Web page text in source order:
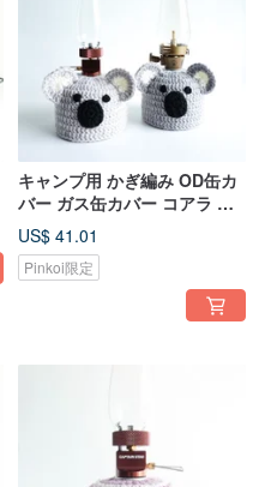
キャンプ用 かぎ編み OD缶カ
バー ガス缶カバー コアラ サ
イズ 230
US$ 41.01
Pinkoi限定